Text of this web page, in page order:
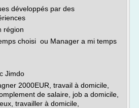
développés par des
région
choisi ou Manager a mi temps
Jimdo
2000EUR, travail à domicile,
de salaire, job a domicile,
travailler à domicile,